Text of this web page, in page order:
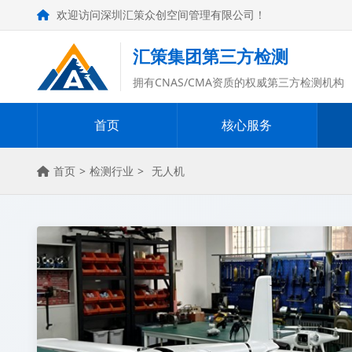
欢迎访问深圳汇策众创空间管理有限公司！
汇策集团第三方检测
拥有CNAS/CMA资质的权威第三方检测机构
首页 核心服务
首页 > 检测行业 > 无人机